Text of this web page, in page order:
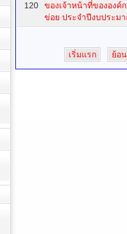
120
ของเจ้าหน้าที่ขององ
ข่อย ประจำปีงบประม
เริ่มแรก ย้อ